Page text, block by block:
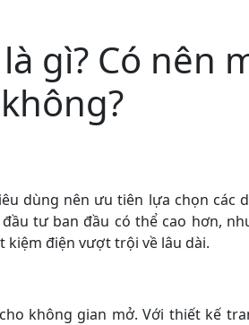
gì? Có nên
dùng nên ưu tiên lựa chọn các
tư ban đầu có thể cao hơn,
kiệm điện vượt trội về lâu dài.
không gian mở. Với thiết kế